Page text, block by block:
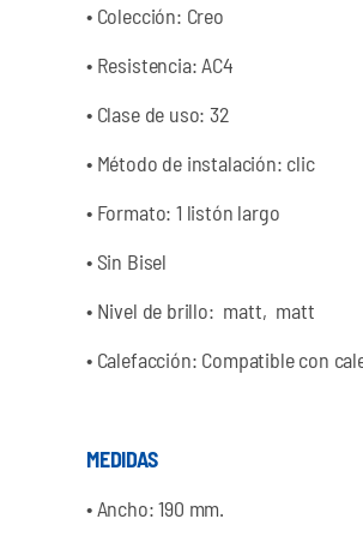
• Colección: Creo
• Resistencia: AC4
• Clase de uso: 32
• Método de instalación: clic
• Formato: 1 listón largo
• Sin Bisel
• Nivel de brillo: matt, matt
• Calefacción: Compatible con
MEDIDAS
•Ancho: 190 mm.